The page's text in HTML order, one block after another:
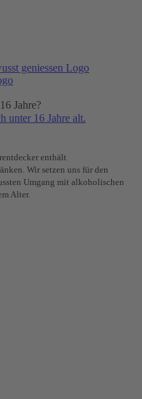
Jahre?
unter 16 Jahre alt.
enthält
Wir setzen uns für den
Umgang mit alkoholischen
Alter.